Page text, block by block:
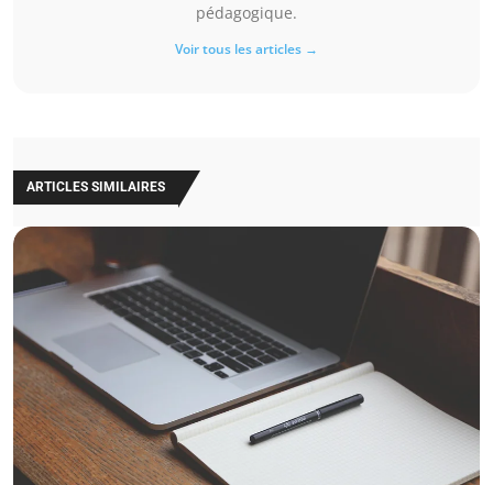
pédagogique.
Voir tous les articles →
ARTICLES SIMILAIRES